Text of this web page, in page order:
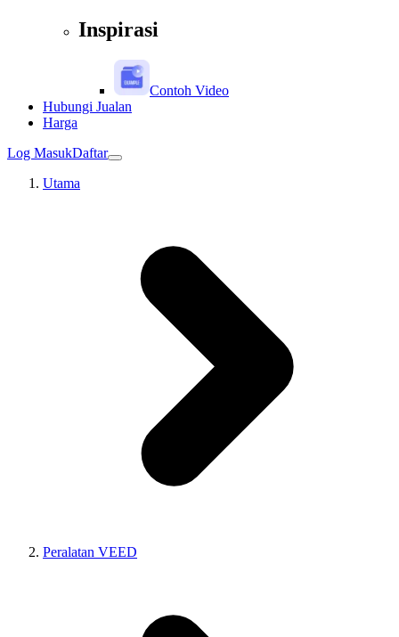
Inspirasi
Contoh Video
Hubungi Jualan
Harga
Log MasukDaftar
Utama
Peralatan VEED